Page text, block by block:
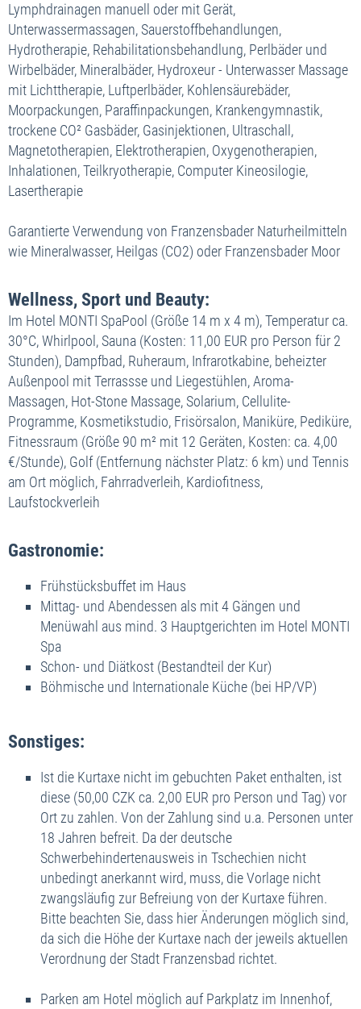
Einzelzimmer Standard
04.10. bis 07.11.2026
Doppelzimmer Standard
574,- €
Doppelzimmer Komfort
591,- €
Doppelzimmer Superior
629,- €
Einzelzimmer Standard
646,- €
08.11. bis 19.12.2026
Doppelzimmer Standard
502,- €
Doppelzimmer Komfort
519,- €
Doppelzimmer Superior
04.10. bis 07.11.2026
Doppelzimmer Standard
546,- €
Doppelzimmer Komfort
562,- €
Doppelzimmer Superior
603,- €
Einzelzimmer Standard
617,- €
08.11. bis 19.12.2026
Doppelzimmer Standard
485,- €
Doppelzimmer Komfort
501,- €
Doppelzimmer Superior
Einzelzimmer Standard
539,- €
27.12. bis 03.01.2027
S O N D E R A N G E B O T
Doppelzimmer Standard
548,- €
Doppelzimmer Komfort
587,- €
Einzelzimmer Standard
597,- €
Lymphdrainagen manuell oder mit Gerät,
Unterwassermassagen, Sauerstoffbehandlungen,
Hydrotherapie, Rehabilitationsbehandlung, Perlbäder und
Wirbelbäder, Mineralbäder, Hydroxeur - Unterwasser Massage
mit Lichttherapie, Luftperlbäder, Kohlensäurebäder,
Moorpackungen, Paraffinpackungen, Krankengymnastik,
trockene CO² Gasbäder, Gasinjektionen, Ultraschall,
Magnetotherapien, Elektrotherapien, Oxygenotherapien,
Inhalationen, Teilkryotherapie, Computer Kineosilogie,
Lasertherapie
Garantierte Verwendung von Franzensbader Naturheilmitteln
wie Mineralwasser, Heilgas (CO2) oder Franzensbader Moor
Wellness, Sport und Beauty:
Im Hotel MONTI SpaPool (Größe 14 m x 4 m), Temperatur ca.
30°C, Whirlpool, Sauna (Kosten: 11,00 EUR pro Person für 2
Stunden), Dampfbad, Ruheraum, Infrarotkabine, beheizter
Außenpool mit Terrassse und Liegestühlen, Aroma-
Massagen, Hot-Stone Massage, Solarium, Cellulite-
Programme, Kosmetikstudio, Frisörsalon, Maniküre, Pediküre,
Fitnessraum (Größe 90 m² mit 12 Geräten, Kosten: ca. 4,00
€/Stunde), Golf (Entfernung nächster Platz: 6 km) und Tennis
am Ort möglich, Fahrradverleih, Kardiofitness,
Laufstockverleih
Gastronomie:
Frühstücksbuffet im Haus
Mittag- und Abendessen als mit 4 Gängen und
Menüwahl aus mind. 3 Hauptgerichten im Hotel MONTI
Spa
Schon- und Diätkost (Bestandteil der Kur)
Böhmische und Internationale Küche (bei HP/VP)
Sonstiges:
Ist die Kurtaxe nicht im gebuchten Paket enthalten, ist
diese (50,00 CZK ca. 2,00 EUR pro Person und Tag) vor
Ort zu zahlen. Von der Zahlung sind u.a. Personen unter
18 Jahren befreit. Da der deutsche
Schwerbehindertenausweis in Tschechien nicht
unbedingt anerkannt wird, muss, die Vorlage nicht
zwangsläufig zur Befreiung von der Kurtaxe führen.
Bitte beachten Sie, dass hier Änderungen möglich sind,
da sich die Höhe der Kurtaxe nach der jeweils aktuellen
Verordnung der Stadt Franzensbad richtet.
Parken am Hotel möglich auf Parkplatz im Innenhof,